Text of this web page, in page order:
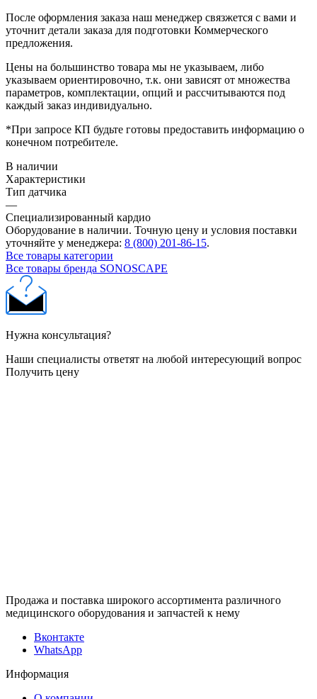
После оформления заказа наш менеджер связжется с вами и
уточнит детали заказа для подготовки Коммерческого
предложения.
Цены на большинство товара мы не указываем, либо
указываем ориентировочно, т.к. они зависят от множества
параметров, комплектации, опций и рассчитываются под
каждый заказ индивидуально.
*При запросе КП будьте готовы предоставить информацию о
конечном потребителе.
В наличии
Характеристики
Тип датчика
—
Специализированный кардио
Оборудование в наличии. Точную цену и условия поставки
уточняйте у менеджера: 8 (800) 201-86-15.
Все товары категории
Все товары бренда SONOSCAPE
Нужна консультация?
Наши специалисты ответят на любой интересующий вопрос
Получить цену
Продажа и поставка широкого ассортимента различного
медицинского оборудования и запчастей к нему
Вконтакте
WhatsApp
Информация